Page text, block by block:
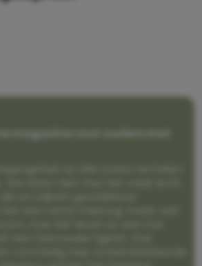
magazine voor ouders met